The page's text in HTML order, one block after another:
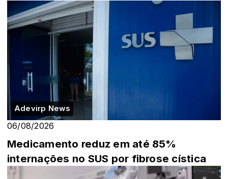
Adevirp News
06/08/2026
Medicamento reduz em até 85%
internações no SUS por fibrose cística